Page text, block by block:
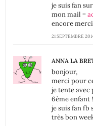
21 SEPTEMBRE
je suis fan
mon mail =
encore
ANNA LA
bonjour,
merci pour
je tente
6ème enfant !
je suis fan fb
très bon